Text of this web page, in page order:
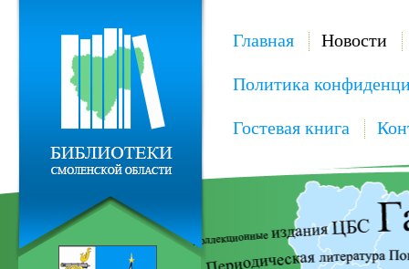
Главная Новости
Политика
Гостевая книга